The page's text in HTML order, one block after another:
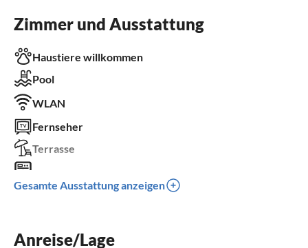
Zimmer und Ausstattung
Haustiere willkommen
Pool
WLAN
Fernseher
Terrasse
Gesamte Ausstattung anzeigen
Anreise/Lage